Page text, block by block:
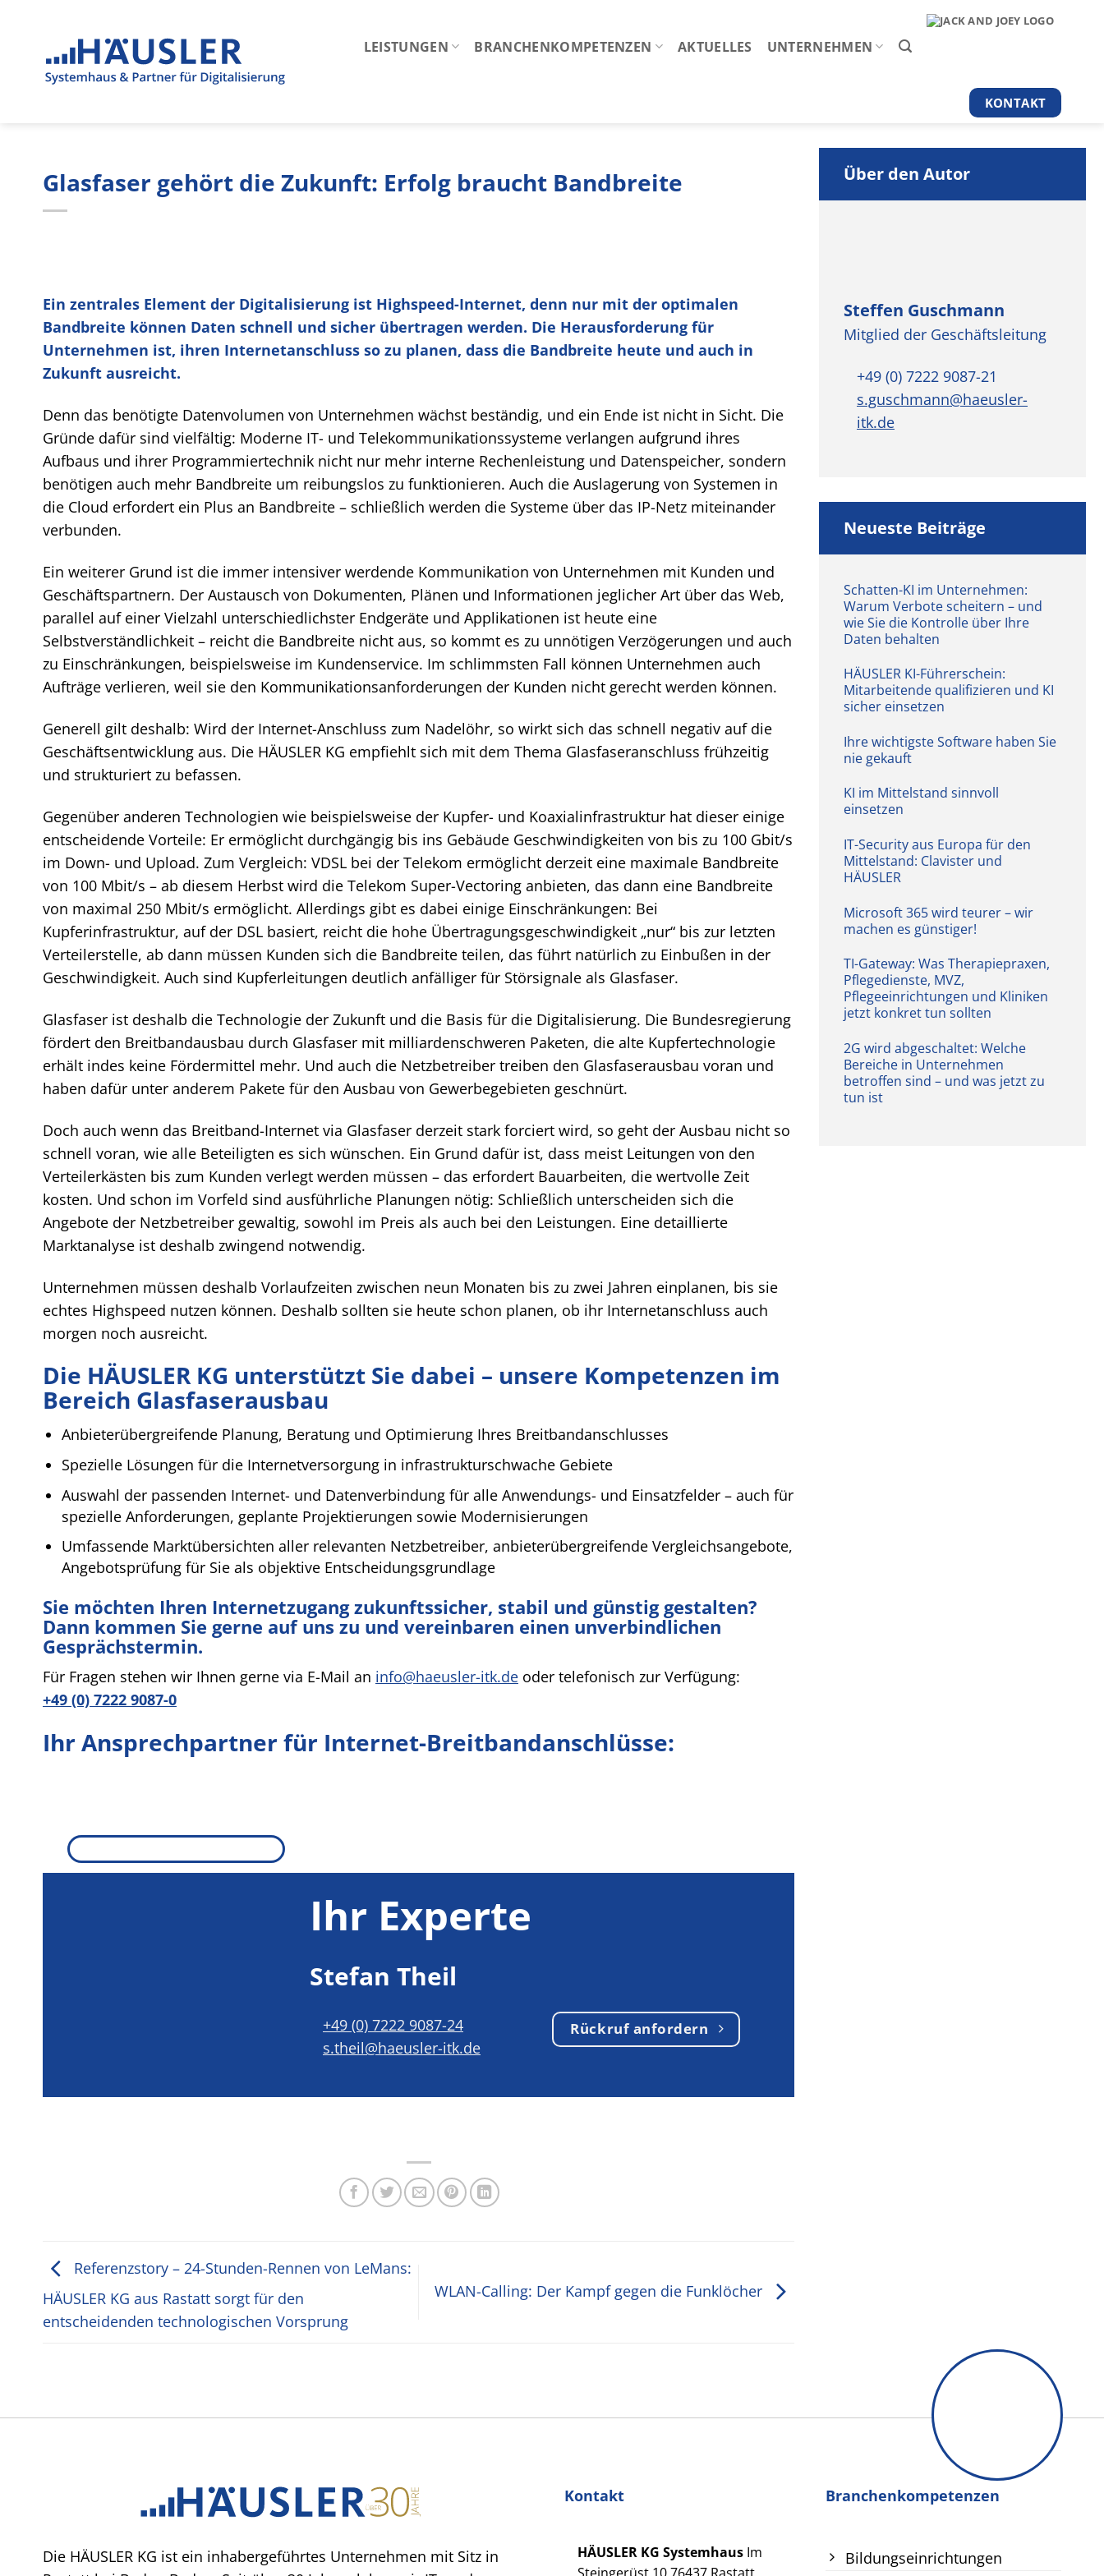
springen
LEISTUNGEN BRANCHENKOMPETENZEN AKTUELLES UNTERNEHMEN
KONTAKT
Glasfaser gehört die Zukunft: Erfolg braucht Bandbreite
Ein zentrales Element der Digitalisierung ist Highspeed-Internet, denn nur mit der optimalen
Bandbreite können Daten schnell und sicher übertragen werden. Die Herausforderung für
Unternehmen ist, ihren Internetanschluss so zu planen, dass die Bandbreite heute und auch in
Zukunft ausreicht.
Denn das benötigte Datenvolumen von Unternehmen wächst beständig, und ein Ende ist nicht in Sicht. Die
Gründe dafür sind vielfältig: Moderne IT- und Telekommunikationssysteme verlangen aufgrund ihres
Aufbaus und ihrer Programmiertechnik nicht nur mehr interne Rechenleistung und Datenspeicher, sondern
benötigen auch mehr Bandbreite um reibungslos zu funktionieren. Auch die Auslagerung von Systemen in
die Cloud erfordert ein Plus an Bandbreite – schließlich werden die Systeme über das IP-Netz miteinander
verbunden.
Ein weiterer Grund ist die immer intensiver werdende Kommunikation von Unternehmen mit Kunden und
Geschäftspartnern. Der Austausch von Dokumenten, Plänen und Informationen jeglicher Art über das Web,
parallel auf einer Vielzahl unterschiedlichster Endgeräte und Applikationen ist heute eine
Selbstverständlichkeit – reicht die Bandbreite nicht aus, so kommt es zu unnötigen Verzögerungen und auch
zu Einschränkungen, beispielsweise im Kundenservice. Im schlimmsten Fall können Unternehmen auch
Aufträge verlieren, weil sie den Kommunikationsanforderungen der Kunden nicht gerecht werden können.
Generell gilt deshalb: Wird der Internet-Anschluss zum Nadelöhr, so wirkt sich das schnell negativ auf die
Geschäftsentwicklung aus. Die HÄUSLER KG empfiehlt sich mit dem Thema Glasfaseranschluss frühzeitig
und strukturiert zu befassen.
Gegenüber anderen Technologien wie beispielsweise der Kupfer- und Koaxialinfrastruktur hat dieser einige
entscheidende Vorteile: Er ermöglicht durchgängig bis ins Gebäude Geschwindigkeiten von bis zu 100 Gbit/s
im Down- und Upload. Zum Vergleich: VDSL bei der Telekom ermöglicht derzeit eine maximale Bandbreite
von 100 Mbit/s – ab diesem Herbst wird die Telekom Super-Vectoring anbieten, das dann eine Bandbreite
von maximal 250 Mbit/s ermöglicht. Allerdings gibt es dabei einige Einschränkungen: Bei
Kupferinfrastruktur, auf der DSL basiert, reicht die hohe Übertragungsgeschwindigkeit „nur“ bis zur letzten
Verteilerstelle, ab dann müssen Kunden sich die Bandbreite teilen, das führt natürlich zu Einbußen in der
Geschwindigkeit. Auch sind Kupferleitungen deutlich anfälliger für Störsignale als Glasfaser.
Glasfaser ist deshalb die Technologie der Zukunft und die Basis für die Digitalisierung. Die Bundesregierung
fördert den Breitbandausbau durch Glasfaser mit milliardenschweren Paketen, die alte Kupfertechnologie
erhält indes keine Fördermittel mehr. Und auch die Netzbetreiber treiben den Glasfaserausbau voran und
haben dafür unter anderem Pakete für den Ausbau von Gewerbegebieten geschnürt.
Doch auch wenn das Breitband-Internet via Glasfaser derzeit stark forciert wird, so geht der Ausbau nicht so
schnell voran, wie alle Beteiligten es sich wünschen. Ein Grund dafür ist, dass meist Leitungen von den
Verteilerkästen bis zum Kunden verlegt werden müssen – das erfordert Bauarbeiten, die wertvolle Zeit
kosten. Und schon im Vorfeld sind ausführliche Planungen nötig: Schließlich unterscheiden sich die
Angebote der Netzbetreiber gewaltig, sowohl im Preis als auch bei den Leistungen. Eine detaillierte
Marktanalyse ist deshalb zwingend notwendig.
Unternehmen müssen deshalb Vorlaufzeiten zwischen neun Monaten bis zu zwei Jahren einplanen, bis sie
echtes Highspeed nutzen können. Deshalb sollten sie heute schon planen, ob ihr Internetanschluss auch
morgen noch ausreicht.
Die HÄUSLER KG unterstützt Sie dabei – unsere Kompetenzen im
Bereich Glasfaserausbau
Anbieterübergreifende Planung, Beratung und Optimierung Ihres Breitbandanschlusses
Spezielle Lösungen für die Internetversorgung in infrastrukturschwache Gebiete
Auswahl der passenden Internet- und Datenverbindung für alle Anwendungs- und Einsatzfelder – auch für
spezielle Anforderungen, geplante Projektierungen sowie Modernisierungen
Umfassende Marktübersichten aller relevanten Netzbetreiber, anbieterübergreifende Vergleichsangebote,
Angebotsprüfung für Sie als objektive Entscheidungsgrundlage
Sie möchten Ihren Internetzugang zukunftssicher, stabil und günstig gestalten?
Dann kommen Sie gerne auf uns zu und vereinbaren einen unverbindlichen
Gesprächstermin.
Für Fragen stehen wir Ihnen gerne via E-Mail an info@haeusler-itk.de oder telefonisch zur Verfügung:
+49 (0) 7222 9087-0
Ihr Ansprechpartner für Internet-Breitbandanschlüsse:
Ihr Experte
Stefan Theil
+49 (0) 7222 9087-24
s.theil@haeusler-itk.de
Rückruf anfordern
Referenzstory – 24-Stunden-Rennen von LeMans:
HÄUSLER KG aus Rastatt sorgt für den
entscheidenden technologischen Vorsprung
WLAN-Calling: Der Kampf gegen die Funklöcher
Über den Autor
Steffen Guschmann
Mitglied der Geschäftsleitung
+49 (0) 7222 9087-21
s.guschmann@haeusler-
itk.de
Neueste Beiträge
Schatten-KI im Unternehmen:
Warum Verbote scheitern – und
wie Sie die Kontrolle über Ihre
Daten behalten
HÄUSLER KI-Führerschein:
Mitarbeitende qualifizieren und KI
sicher einsetzen
Ihre wichtigste Software haben Sie
nie gekauft
KI im Mittelstand sinnvoll
einsetzen
IT-Security aus Europa für den
Mittelstand: Clavister und
HÄUSLER
Microsoft 365 wird teurer – wir
machen es günstiger!
TI-Gateway: Was Therapiepraxen,
Pflegedienste, MVZ,
Pflegeeinrichtungen und Kliniken
jetzt konkret tun sollten
2G wird abgeschaltet: Welche
Bereiche in Unternehmen
betroffen sind – und was jetzt zu
tun ist
Die HÄUSLER KG ist ein inhabergeführtes Unternehmen mit Sitz in
Kontakt
HÄUSLER KG Systemhaus Im
Branchenkompetenzen
Bildungseinrichtungen